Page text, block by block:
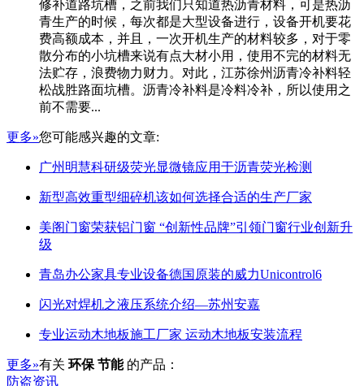
修补道路坑槽，之前我们只知道热沥青材料，可是热沥
青生产的时候，每次都是大型设备进行，设备开机要花
费高额成本，并且，一次开机生产的材料较多，对于零
散分布的小坑槽来说有点大材小用，使用不完的材料无
法贮存，浪费物力财力。对此，江苏徐州沥青冷补料轻
松战胜路面坑槽。沥青冷补料是冷料冷补，所以使用之
前不需要...
更多»您可能感兴趣的文章:
广州明慧科研级荧光显微镜应用于沥青荧光检测
新型高效重型细碎机该如何选择合适的生产厂家
美阁门窗荣获铝门窗 “创新性品牌”引领门窗行业创新升
级
青岛办公家具专业设备德国原装的威力Unicontrol6
闪光对焊机之液压系统介绍—苏州安嘉
专业运动木地板施工厂家 运动木地板安装流程
更多»有关 环保 节能 的产品：
防盗资讯